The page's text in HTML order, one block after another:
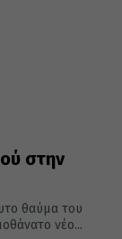
στην
θαύμα του
νέο...